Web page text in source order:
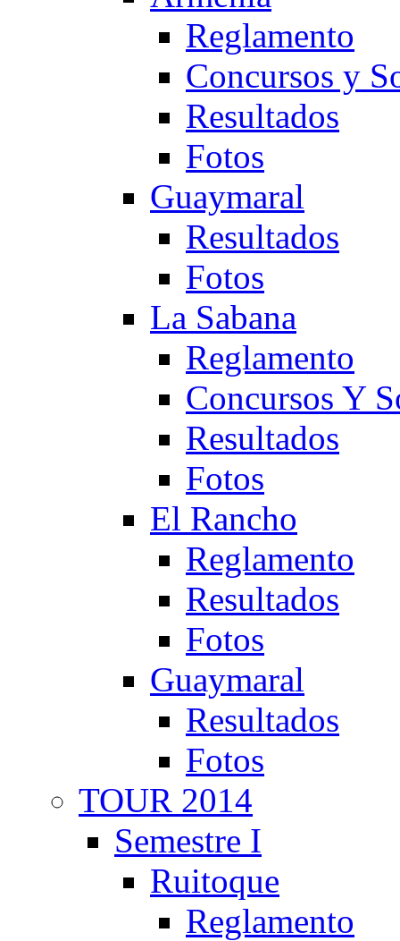
Reglamento
Concursos y
Resultados
Fotos
Guaymaral
Resultados
Fotos
La Sabana
Reglamento
Concursos Y
Resultados
Fotos
El Rancho
Reglamento
Resultados
Fotos
Guaymaral
Resultados
Fotos
TOUR 2014
Semestre I
Ruitoque
Reglamento